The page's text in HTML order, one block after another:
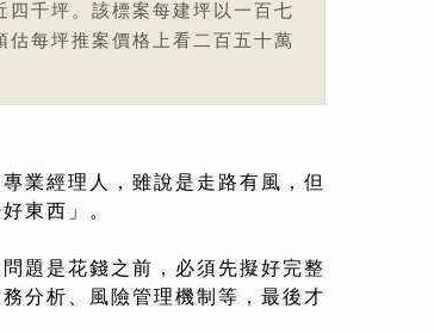
四千坪。該標案每建坪以一百七
每坪推案價格上看二百五十萬
業經理人，雖說是走路有風，但
東西」。
題是花錢之前，必須先擬好完整
分析、風險管理機制等，最後才